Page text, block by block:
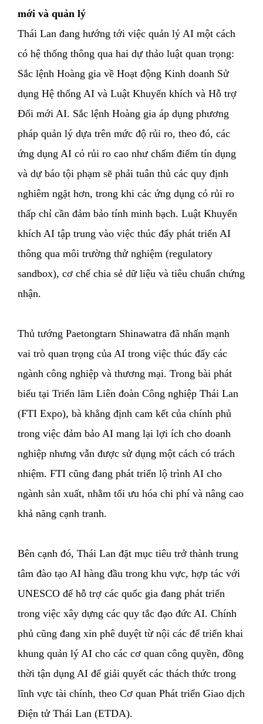
mới và quản lý
Thái Lan đang hướng tới việc quản lý AI một cách
có hệ thống thông qua hai dự thảo luật quan trọng:
Sắc lệnh Hoàng gia về Hoạt động Kinh doanh Sử
dụng Hệ thống AI và Luật Khuyến khích và Hỗ trợ
Đổi mới AI. Sắc lệnh Hoàng gia áp dụng phương
pháp quản lý dựa trên mức độ rủi ro, theo đó, các
ứng dụng AI có rủi ro cao như chấm điểm tín dụng
và dự báo tội phạm sẽ phải tuân thủ các quy định
nghiêm ngặt hơn, trong khi các ứng dụng có rủi ro
thấp chỉ cần đảm bảo tính minh bạch. Luật Khuyến
khích AI tập trung vào việc thúc đẩy phát triển AI
thông qua môi trường thử nghiệm (regulatory
sandbox), cơ chế chia sẻ dữ liệu và tiêu chuẩn chứng
nhận.
Thủ tướng Paetongtarn Shinawatra đã nhấn mạnh
vai trò quan trọng của AI trong việc thúc đẩy các
ngành công nghiệp và thương mại. Trong bài phát
biểu tại Triển lãm Liên đoàn Công nghiệp Thái Lan
(FTI Expo), bà khẳng định cam kết của chính phủ
trong việc đảm bảo AI mang lại lợi ích cho doanh
nghiệp nhưng vẫn được sử dụng một cách có trách
nhiệm. FTI cũng đang phát triển lộ trình AI cho
ngành sản xuất, nhằm tối ưu hóa chi phí và nâng cao
khả năng cạnh tranh.
Bên cạnh đó, Thái Lan đặt mục tiêu trở thành trung
tâm đào tạo AI hàng đầu trong khu vực, hợp tác với
UNESCO để hỗ trợ các quốc gia đang phát triển
trong việc xây dựng các quy tắc đạo đức AI. Chính
phủ cũng đang xin phê duyệt từ nội các để triển khai
khung quản lý AI cho các cơ quan công quyền, đồng
thời tận dụng AI để giải quyết các thách thức trong
lĩnh vực tài chính, theo Cơ quan Phát triển Giao dịch
Điện tử Thái Lan (ETDA).